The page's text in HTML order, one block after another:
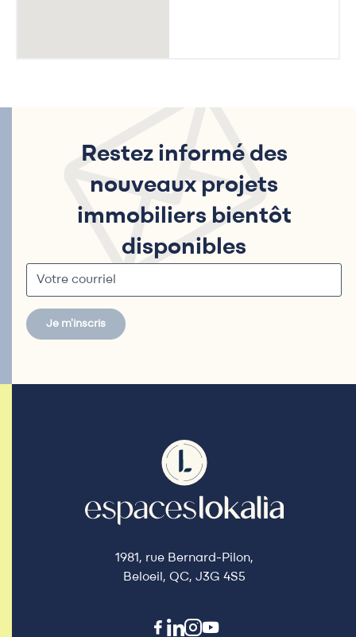
Restez informé des
nouveaux projets
immobiliers bientôt
disponibles
Je m'inscris
1981, rue Bernard-Pilon,
Beloeil, QC, J3G 4S5